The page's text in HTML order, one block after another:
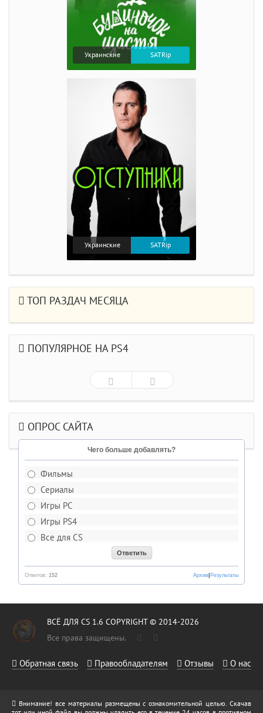
Украинские SATRip
Украинские SATRip
ТОП РАЗДАЧ МЕСЯЦА
ПОПУЛЯРНОЕ НА PS4
ОПРОС САЙТА
Чего больше добавлять?
Фильмы
Сериалы
Игры PC
Игры PS4
Все для CS
Ответов: 152 Результаты
Архив
ВСЁ ДЛЯ CS 1.6 COPYRIGHT © 2014-2026
Все права защищены.
Обратная связь Правообладателям Отзывы О нас
Внимание! все материалы размещены с ознакомительной целью. Скачав